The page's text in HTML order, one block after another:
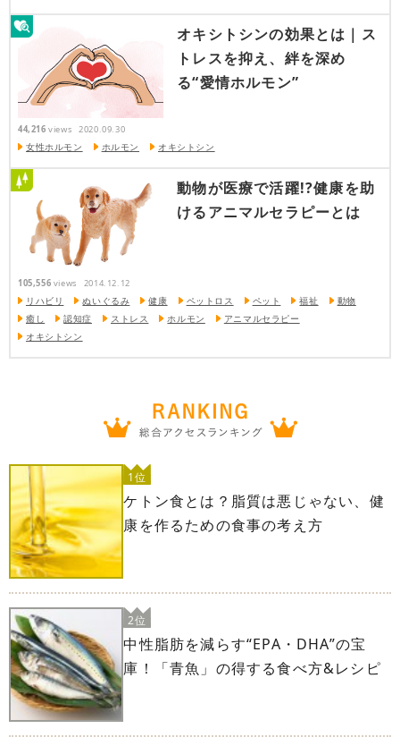
オキシトシンの効果とは｜ス
トレスを抑え、絆を深め
る“愛情ホルモン”
44,216 views 2020.09.30
女性ホルモン ホルモン オキシトシン
動物が医療で活躍!?健康を助
けるアニマルセラピーとは
105,556 views 2014.12.12
リハビリ ぬいぐるみ 健康 ペットロス ペット 福祉
動物
癒し
認知症 ストレス ホルモン
アニマルセラピー
オキシトシン
1位
ケトン食とは？脂質は悪じゃない、健
康を作るための食事の考え方
2位
中性脂肪を減らす“EPA・DHA”の宝
庫！「青魚」の得する食べ方&レシピ